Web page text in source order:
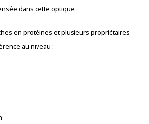
dans cette optique.
en protéines et plusieurs propriétaires
au niveau :